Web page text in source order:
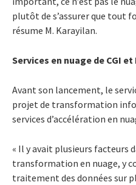
plutôt de s’assurer que tout
résume M. Karayilan.
Services en nuage de CGI et
Avant son lancement, le
projet de transformation
services d’accélération en
« Il y avait plusieurs facteurs
transformation en nuage, y
traitement des données sur